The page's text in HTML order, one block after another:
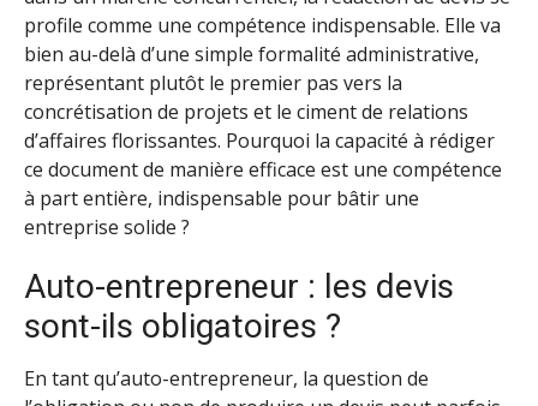
profile comme une compétence indispensable. Elle va
bien au-delà d’une simple formalité administrative,
représentant plutôt le premier pas vers la
concrétisation de projets et le ciment de relations
d’affaires florissantes. Pourquoi la capacité à rédiger
ce document de manière efficace est une compétence
à part entière, indispensable pour bâtir une
entreprise solide ?
Auto-entrepreneur : les devis
sont-ils obligatoires ?
En tant qu’auto-entrepreneur, la question de